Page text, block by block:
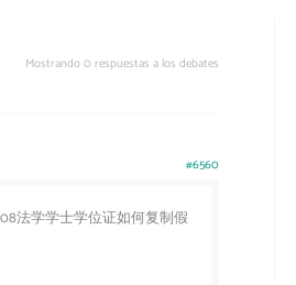
Mostrando 0 respuestas a los debates
#6560
法学学士学位证如何复制假